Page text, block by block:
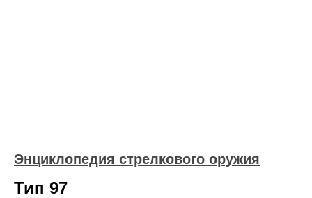
Энциклопедия стрелкового оружия
Тип 97